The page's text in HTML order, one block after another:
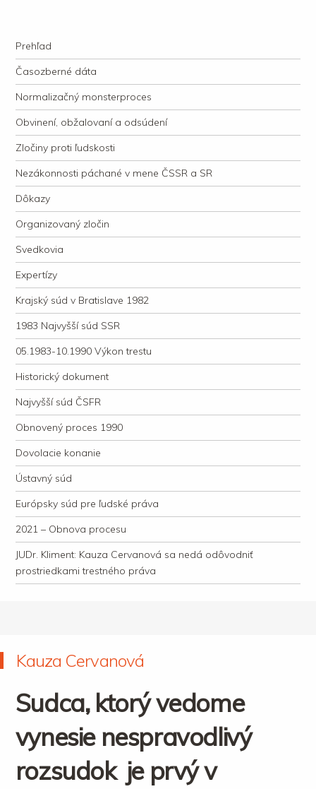
justície
Navigation
Skip to content
Prehľad
Časozberné dáta
Normalizačný monsterproces
Obvinení, obžalovaní a odsúdení
Zločiny proti ľudskosti
Nezákonnosti páchané v mene ČSSR a SR
Dôkazy
Organizovaný zločin
Svedkovia
Expertízy
Krajský súd v Bratislave 1982
1983 Najvyšší súd SSR
05.1983-10.1990 Výkon trestu
Historický dokument
Najvyšší súd ČSFR
Obnovený proces 1990
Dovolacie konanie
Ústavný súd
Európsky súd pre ľudské práva
2021 – Obnova procesu
JUDr. Kliment: Kauza Cervanová sa nedá odôvodniť
prostriedkami trestného práva
Kauza Cervanová
Sudca, ktorý vedome
vynesie nespravodlivý
rozsudok je prvý v